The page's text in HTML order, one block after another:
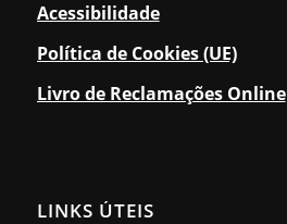
Acessibilidade
Política de Cookies (UE)
Livro de Reclamações Online
LINKS ÚTEIS